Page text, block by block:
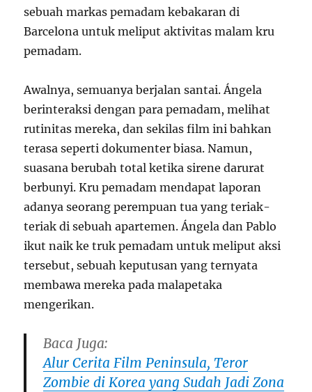
sebuah markas pemadam kebakaran di
Barcelona untuk meliput aktivitas malam kru
pemadam.
Awalnya, semuanya berjalan santai. Ángela
berinteraksi dengan para pemadam, melihat
rutinitas mereka, dan sekilas film ini bahkan
terasa seperti dokumenter biasa. Namun,
suasana berubah total ketika sirene darurat
berbunyi. Kru pemadam mendapat laporan
adanya seorang perempuan tua yang teriak-
teriak di sebuah apartemen. Ángela dan Pablo
ikut naik ke truk pemadam untuk meliput aksi
tersebut, sebuah keputusan yang ternyata
membawa mereka pada malapetaka
mengerikan.
Baca Juga:
Alur Cerita Film Peninsula, Teror
Zombie di Korea yang Sudah Jadi Zona